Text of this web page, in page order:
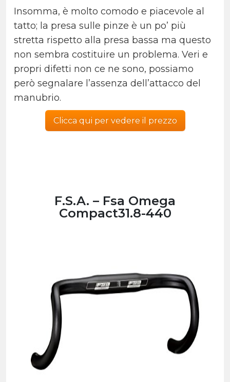
Insomma, è molto comodo e piacevole al
tatto; la presa sulle pinze è un po’ più
stretta rispetto alla presa bassa ma questo
non sembra costituire un problema. Veri e
propri difetti non ce ne sono, possiamo
però segnalare l’assenza dell’attacco del
manubrio.
Clicca qui per vedere il prezzo
F.S.A. – Fsa Omega
Compact31.8-440